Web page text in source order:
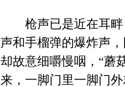
枪声已是近在耳畔
声和手榴弹的爆炸声
却故意细嚼慢咽，“蘑
来，一脚门里一脚门